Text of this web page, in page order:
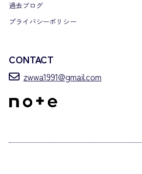
過去ブログ
プライバシーポリシー
CONTACT
zwwa1991@gmail.com